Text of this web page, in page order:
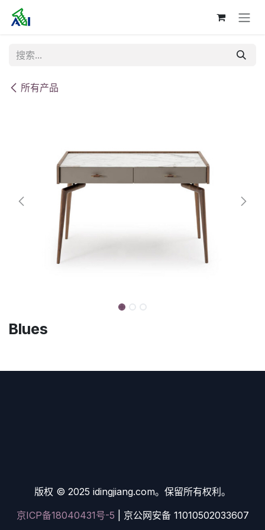
跳至内容
所有产品
Blues
版权 © 2025 idingjiang.com。保留所有权利。
京ICP备18040431号-5 | 京公网安备 11010502033607